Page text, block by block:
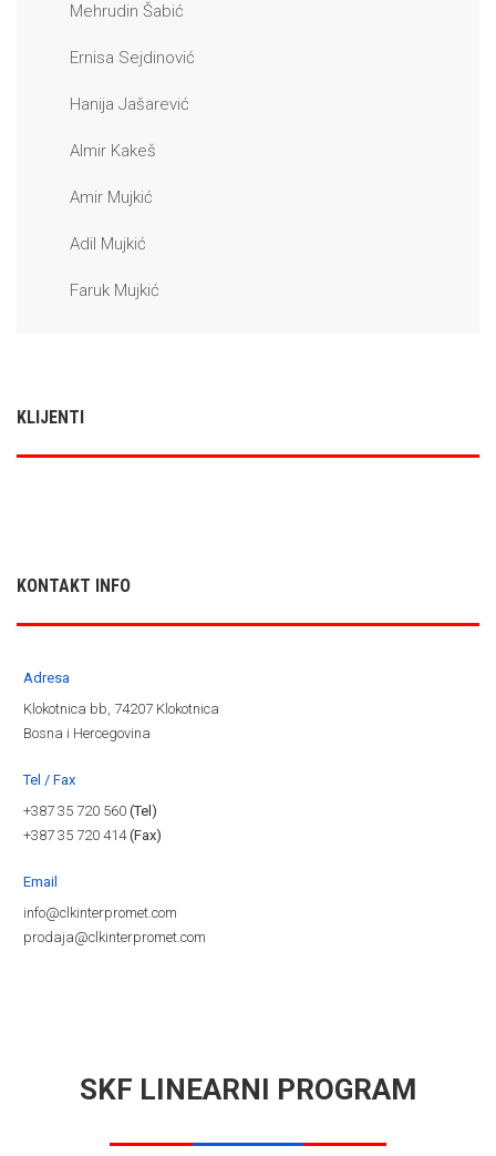
Mehrudin Šabić
Ernisa Sejdinović
Hanija Jašarević
Almir Kakeš
Amir Mujkić
Adil Mujkić
Faruk Mujkić
KLIJENTI
KONTAKT INFO
Adresa
Klokotnica bb, 74207 Klokotnica
Bosna i Hercegovina
Tel / Fax
+387 35 720 560 (Tel)
+387 35 720 414(Fax)
Email
info@clkinterpromet.com
prodaja@clkinterpromet.com
SKF LINEARNI PROGRAM